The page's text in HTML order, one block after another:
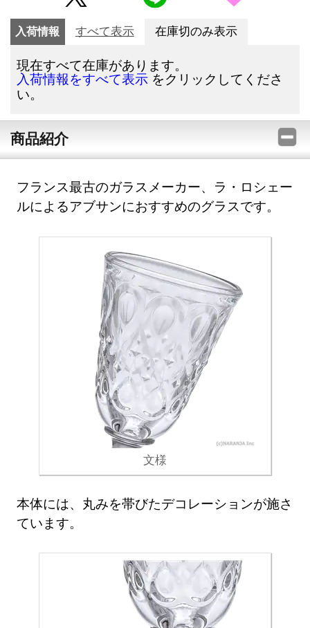
入荷情報 すべて表示 在庫切のみ表示
現在すべて在庫があります。
入荷情報をすべて表示 をクリックしてくださ
い。
商品紹介
フランス最古のガラスメーカー、ラ・ロシェー
ルによるアブサンにおすすめのグラスです。
文様
本体には、丸みを帯びたデコレーションが施さ
ています。